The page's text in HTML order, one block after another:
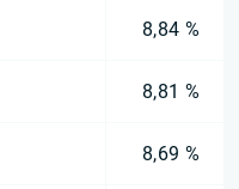
8,84 %
8,81 %
8,69 %